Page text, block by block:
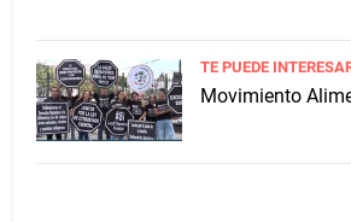
TE PUEDE
Movimiento